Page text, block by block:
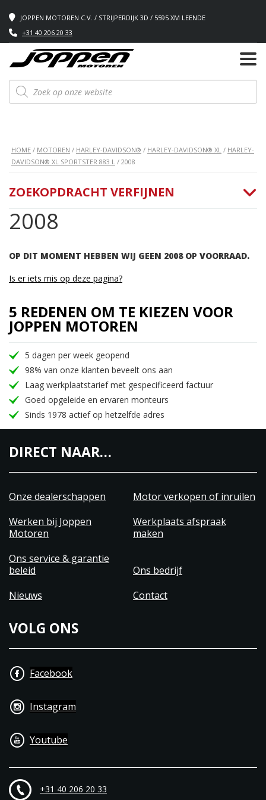
JOPPEN MOTOREN C.V. / STRIJPERDIJK 3D / 5595 XM LEENDE
+31 40 206 20 33
Producten
zoeken
HOME / MOTOREN / HARLEY-DAVIDSON® / HARLEY-DAVIDSON® XL / HARLEY-
DAVIDSON® XL SPORTSTER 883 L / 2008
2008
OP DIT MOMENT HEBBEN WIJ GEEN 2008 OP VOORRAAD.
ZOEKOPDRACHT VERFIJNEN
Is er iets mis op deze pagina?
5 REDENEN OM TE KIEZEN VOOR
JOPPEN MOTOREN
5 dagen per week geopend
98% van onze klanten beveelt ons aan
Laag werkplaatstarief met gespecificeerd factuur
Goed opgeleide en ervaren monteurs
Sinds 1978 actief op hetzelfde adres
DIRECT NAAR…
Onze dealerschappen
Motor verkopen of inruilen
Werken bij Joppen
Motoren
Werkplaats afspraak
maken
Ons service & garantie
beleid
Ons bedrijf
Nieuws
Contact
VOLG ONS
Facebook
Instagram
Youtube
+31 40 206 20 33